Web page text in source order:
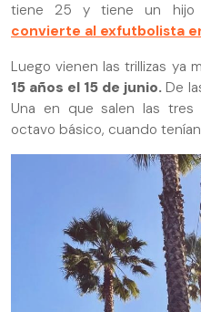
tiene 25 y tiene un hijo
convierte al exfutbolista
Luego vienen las trillizas ya
15 años el 15 de junio. De
Una en que salen las
octavo básico, cuando tenían